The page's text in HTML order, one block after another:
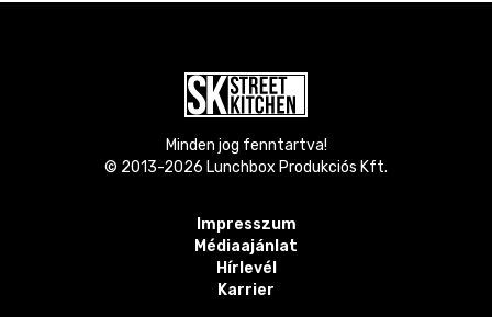
Minden jog fenntartva!
© 2013-2026 Lunchbox Produkciós Kft.
Impresszum
Médiaajánlat
Hírlevél
Karrier